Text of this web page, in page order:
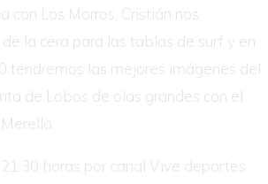
con Los Morros, Cristián nos
la cera para las tablas de surf y en
tendremos las mejores imágenes del
de Lobos de olas grandes con el
horas por canal Vive deportes